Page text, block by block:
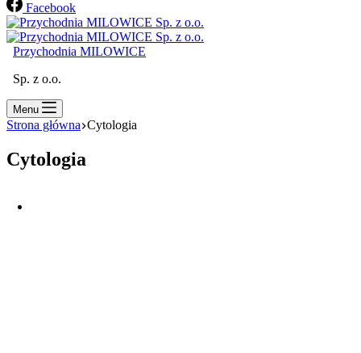
Facebook
Przychodnia MILOWICE
Sp. z o.o.
Menu
Strona główna Cytologia
Cytologia